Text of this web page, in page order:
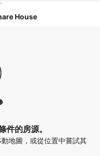
定
House
件的房源。
地圖，或從位置中嘗試其